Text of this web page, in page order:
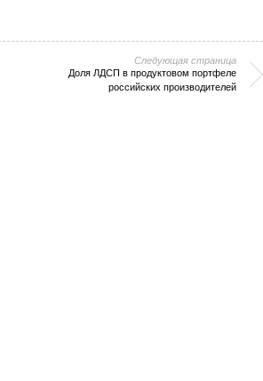
Следующая страница
Доля ЛДСП в продуктовом портфеле
российских производителей